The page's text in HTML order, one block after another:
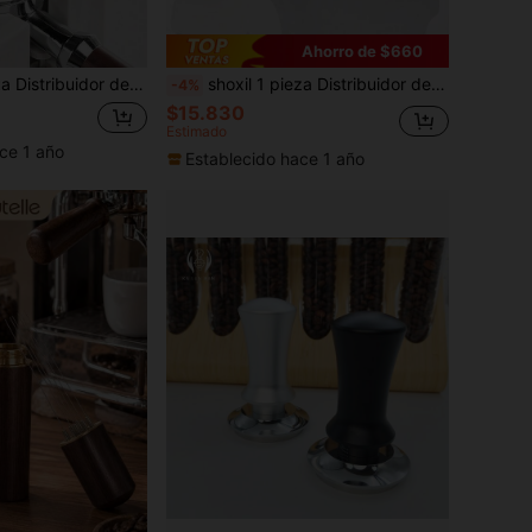
de espresso y herramienta de distribución de polvo, apto para baristas y uso doméstico
1 año
Ahorro de $660
-4% shoxil 1 pieza Distribuidor de café, Polverizador de tela de café, Herramienta de distribución de espresso, Prensador de café con mango de madera, Polverizador de tela de 51/53/58mm, Accesorios de café espresso
$15.830
Estimado
Establecido hace 1 año